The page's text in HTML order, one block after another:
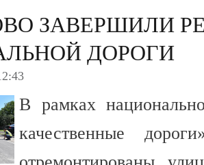
ЗАВЕРШИЛИ
ДОРОГИ
В рамках
качественные